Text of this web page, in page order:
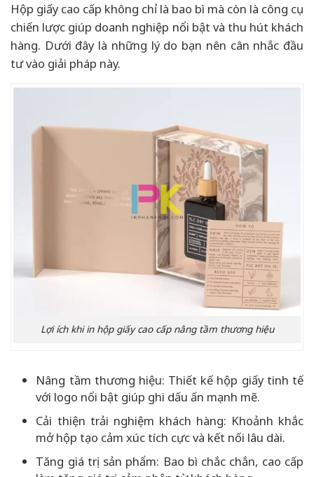
Hộp giấy cao cấp không chỉ là bao bì mà còn là công cụ
chiến lược giúp doanh nghiệp nổi bật và thu hút khách
hàng. Dưới đây là những lý do bạn nên cân nhắc đầu
tư vào giải pháp này.
Lợi ích khi in hộp giấy cao cấp nâng tầm thương hiệu
Nâng tầm thương hiệu: Thiết kế hộp giấy tinh tế
với logo nổi bật giúp ghi dấu ấn mạnh mẽ.
Cải thiện trải nghiệm khách hàng: Khoảnh khắc
mở hộp tạo cảm xúc tích cực và kết nối lâu dài.
Tăng giá trị sản phẩm: Bao bì chắc chắn, cao cấp